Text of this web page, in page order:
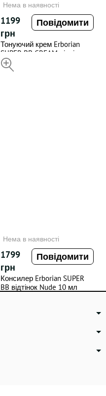
Нема в наявності
1199
грн
Повідомити
Тонуючий крем Erborian
SUPER BB CREAM відтінок
Clair 15 мл
Нема в наявності
1799
грн
Повідомити
Консилер Erborian SUPER
BB відтінок Nude 10 мл